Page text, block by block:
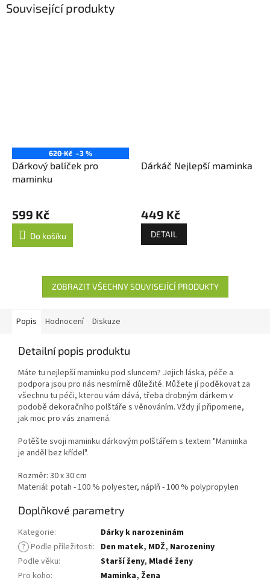
Související produkty
620 Kč –3 %
Dárkový balíček pro
maminku
599 Kč
Do košíku
Dárkáč Nejlepší maminka
449 Kč
DETAIL
ZOBRAZIT VŠECHNY SOUVISEJÍCÍ PRODUKTY
Popis Hodnocení Diskuze
Detailní popis produktu
Máte tu nejlepší maminku pod sluncem? Jejich láska, péče a
podpora jsou pro nás nesmírně důležité. Můžete jí poděkovat za
všechnu tu péči, kterou vám dává, třeba drobným dárkem v
podobě dekoračního polštáře s věnováním. Vždy jí připomene,
jak moc pro vás znamená.
Potěšte svoji maminku dárkovým polštářem s textem "Maminka
je anděl bez křídel".
Rozměr: 30 x 30 cm
Materiál: potah - 100 % polyester, náplň - 100 % polypropylen
Doplňkové parametry
Kategorie:
Dárky k narozeninám
? Podle příležitosti: Den matek, MDŽ, Narozeniny
Podle věku: Starší ženy, Mladé ženy
Pro koho: Maminka, Žena